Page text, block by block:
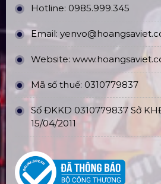
Hotline: 0985.999.345
Email:
Website:
Mã số thuế: 0310779837
Số ĐKKD 0310779837 Sở
15/04/2011